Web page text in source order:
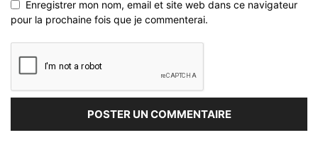
Enregistrer mon nom, email et site web dans ce navigateur
pour la prochaine fois que je commenterai.